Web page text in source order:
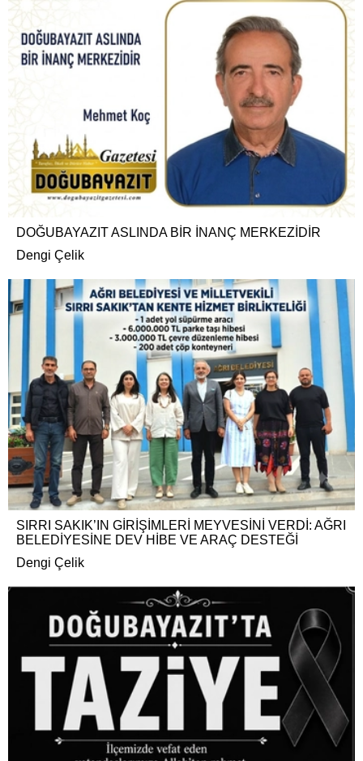
DOĞUBAYAZIT ASLINDA BİR İNANÇ MERKEZİDİR
Dengi Çelik
SIRRI SAKIK’IN GİRİŞİMLERİ MEYVESİNİ VERDİ: AĞRI
BELEDİYESİNE DEV HİBE VE ARAÇ DESTEĞİ
Dengi Çelik